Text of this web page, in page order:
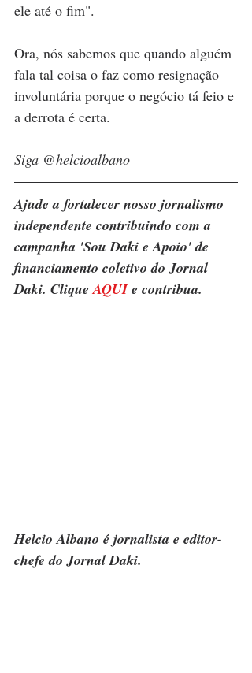
ele até o fim".
Ora, nós sabemos que quando alguém
fala tal coisa o faz como resignação
involuntária porque o negócio tá feio e
a derrota é certa.
Siga @helcioalbano
Ajude a fortalecer nosso jornalismo
independente contribuindo com a
campanha 'Sou Daki e Apoio' de
financiamento coletivo do Jornal
Daki. Clique AQUI e contribua.
Helcio Albano é jornalista e editor-
chefe do Jornal Daki.